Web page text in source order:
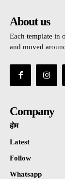
About us
Each template in
and moved
Company
होम
Latest
Follow
Whatsapp